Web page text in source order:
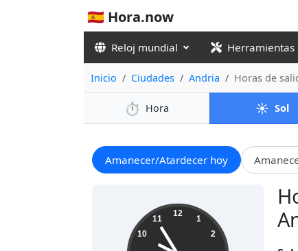
🇪🇸 Hora.now
Reloj mundial
Inicio Ciudades Andria Horas de
⏱️ Hora ☀️ Sol
Amanecer/Atardecer hoy
09:54:46 12
1
2
10
11